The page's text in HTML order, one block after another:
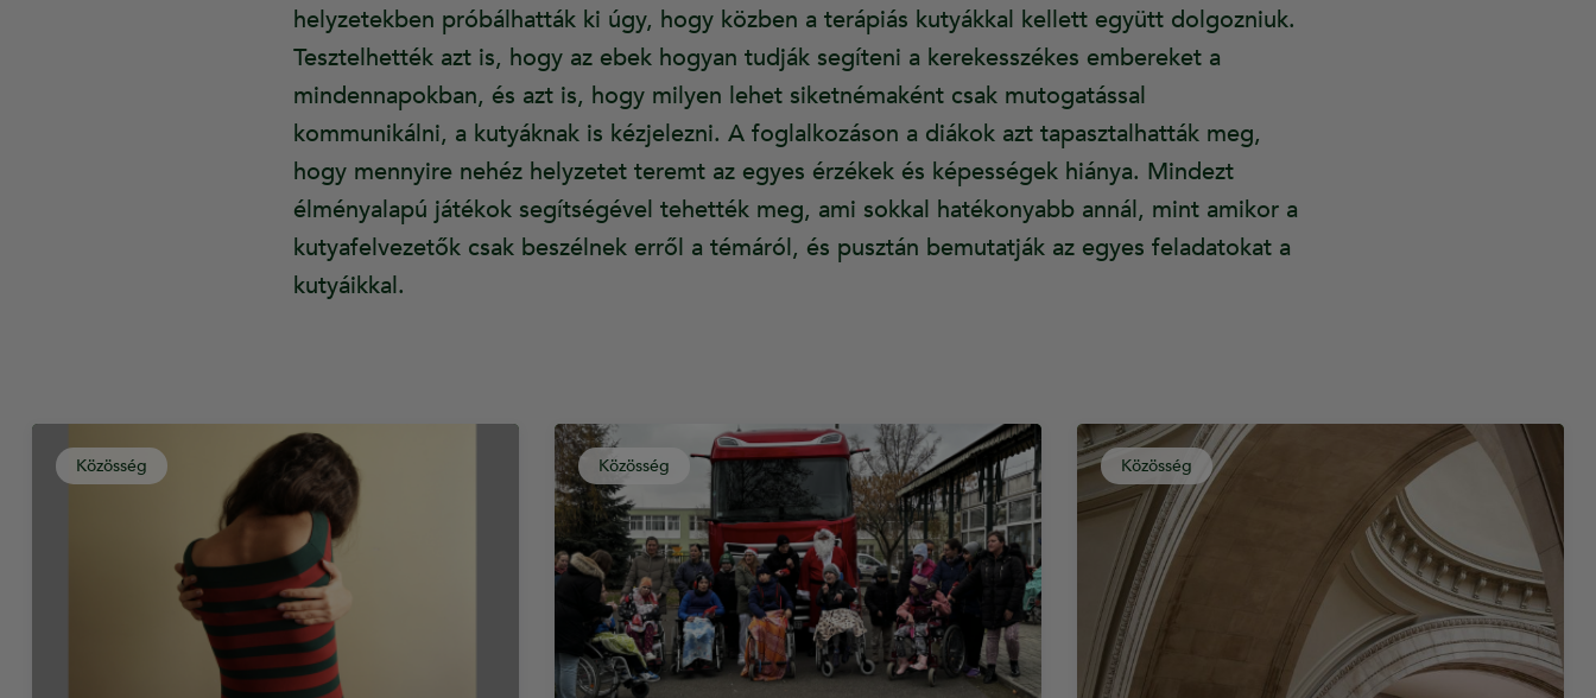
helyzetekben próbálhatták ki úgy, hogy közben a terápiás kutyákkal kellett együtt dolgozniuk.
Tesztelhették azt is, hogy az ebek hogyan tudják segíteni a kerekesszékes embereket a
mindennapokban, és azt is, hogy milyen lehet siketnémaként csak mutogatással
kommunikálni, a kutyáknak is kézjelezni. A foglalkozáson a diákok azt tapasztalhatták meg,
hogy mennyire nehéz helyzetet teremt az egyes érzékek és képességek hiánya. Mindezt
élményalapú játékok segítségével tehették meg, ami sokkal hatékonyabb annál, mint amikor a
kutyafelvezetők csak beszélnek erről a témáról, és pusztán bemutatják az egyes feladatokat a
kutyáikkal.
Közösség Közösség Közösség